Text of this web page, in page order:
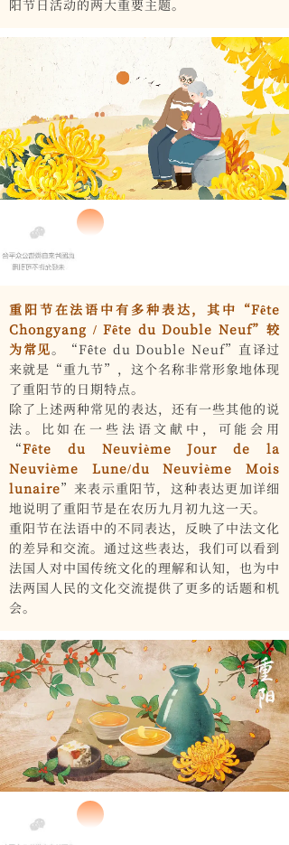
阳节日活动的两大重要主题。
重阳节在法语中有多种表达，其中“Fête
Chongyang / Fête du Double Neuf”较
为常见。“Fête du Double Neuf”直译过
来就是“重九节”，这个名称非常形象地体现
了重阳节的日期特点。
除了上述两种常见的表达，还有一些其他的说
法。比如在一些法语文献中，可能会用
“Fête du Neuvième Jour de la
Neuvième Lune/du Neuvième Mois
lunaire”来表示重阳节，这种表达更加详细
地说明了重阳节是在农历九月初九这一天。
重阳节在法语中的不同表达，反映了中法文化
的差异和交流。通过这些表达，我们可以看到
法国人对中国传统文化的理解和认知，也为中
法两国人民的文化交流提供了更多的话题和机
会。